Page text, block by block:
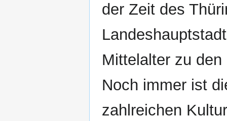
der Zeit des
Mittelalter zu
Noch immer ist
zahlreichen